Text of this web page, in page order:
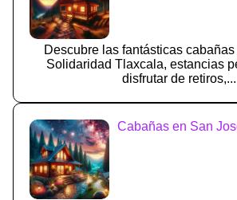
Descubre las fantásticas
Solidaridad Tlaxcala, estancias
disfrutar de retiros,...
Cabañas en San